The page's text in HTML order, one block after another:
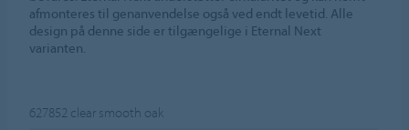
afmonteres til genanvendelse også ved endt levetid. Alle
design på denne side er tilgængelige i Eternal Next
varianten.
627852 clear smooth oak